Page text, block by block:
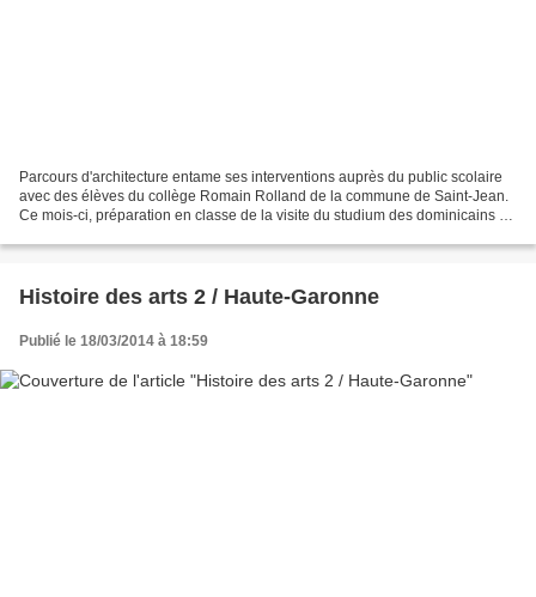
Parcours d'architecture entame ses interventions auprès du public scolaire
avec des élèves du collège Romain Rolland de la commune de Saint-Jean.
Ce mois-ci, préparation en classe de la visite du studium des dominicains et
Histoire des arts 2 / Haute-Garonne
Publié le 18/03/2014 à 18:59